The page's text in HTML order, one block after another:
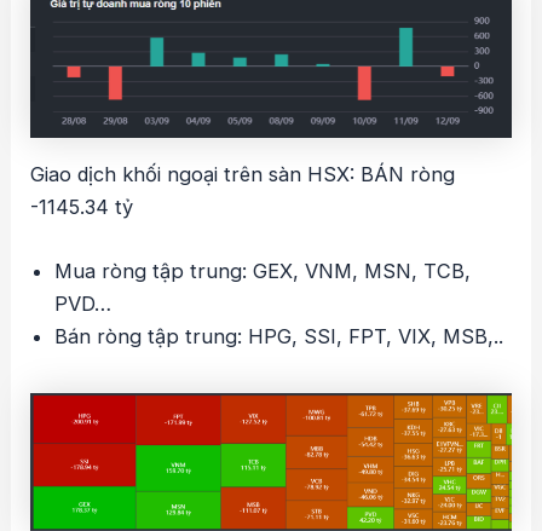
Giao dịch khối ngoại trên sàn HSX: BÁN ròng
-1145.34 tỷ
Mua ròng tập trung: GEX, VNM, MSN, TCB,
PVD…
Bán ròng tập trung: HPG, SSI, FPT, VIX, MSB,..